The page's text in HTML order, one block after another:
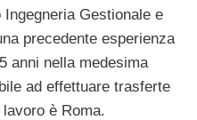
Gestionale e
precedente esperienza
anni nella medesima
ad effettuare trasferte
è Roma.